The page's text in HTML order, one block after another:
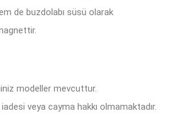
de buzdolabı süsü olarak
modeller mevcuttur.
veya cayma hakkı olmamaktadır.